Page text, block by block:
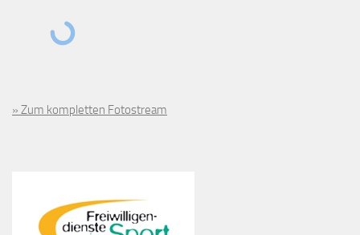
» Zum kompletten Fotostream